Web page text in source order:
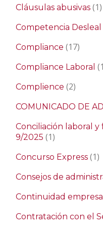
Cláusulas abusivas (1)
Competencia Desleal
Compliance (17)
Compliance Laboral
Complience (2)
COMUNICADO DE
Conciliación laboral
9/2025 (1)
Concurso Express (1)
Consejos de
Continuidad
Contratación con el